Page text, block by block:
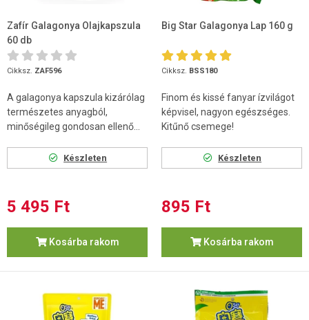
Zafír Galagonya Olajkapszula
60 db
Cikksz. ZAF596
A galagonya kapszula kizárólag
természetes anyagból,
minőségileg gondosan ellenő...
Készleten
5 495 Ft
Kosárba rakom
Big Star Galagonya Lap 160 g
Cikksz. BSS180
Finom és kissé fanyar ízvilágot
képvisel, nagyon egészséges.
Kitűnő csemege!
Készleten
895 Ft
Kosárba rakom